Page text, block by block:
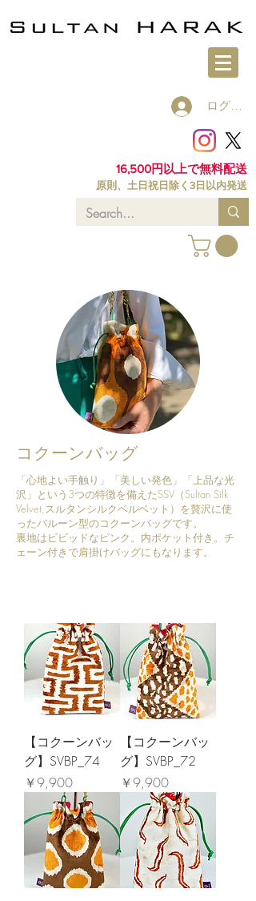
ログイン
16,500円以上で無料配送
原則、土日祝日除く3日以内発送
​コクーンバッグ
「心地よい手触り」「美しい発色」「上品な光
沢」という3つの特徴を備えたSSV（Sultan Silk
Velvet,スルタンシルクベルベット）を贅沢に使
ったバルーン型のコクーンバッグです。
裏地はビビッドなピンク。内ポケット付き。チ
ェーン付きで肩掛けバッグにもなります。
【コクーンバッ
グ】SVBP_74
価格
￥9,900
【コクーンバッ
グ】SVBP_72
価格
￥9,900